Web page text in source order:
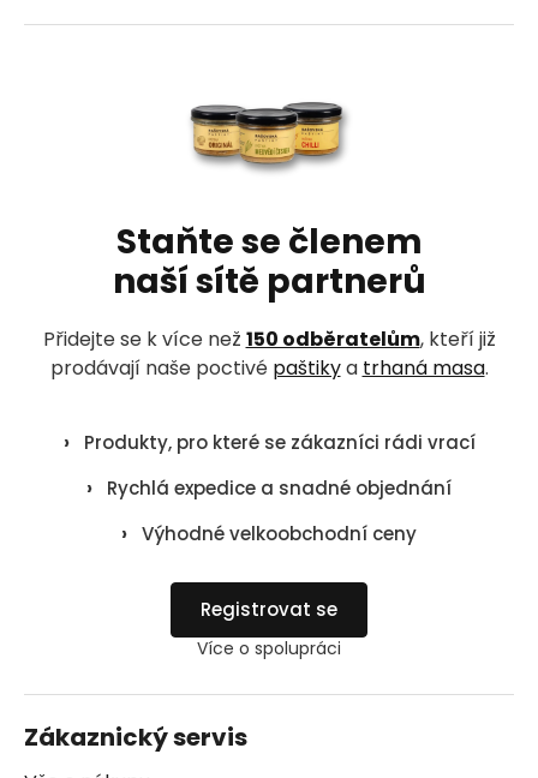
Staňte se členem
naší sítě partnerů
Přidejte se k více než 150 odběratelům, kteří již
prodávají naše poctivé paštikya trhaná masa.
›
Produkty, pro které se zákazníci rádi vrací
›
Rychlá expedice a snadné objednání
› Výhodné velkoobchodní ceny
Registrovat se
Více o spolupráci
Zákaznický servis